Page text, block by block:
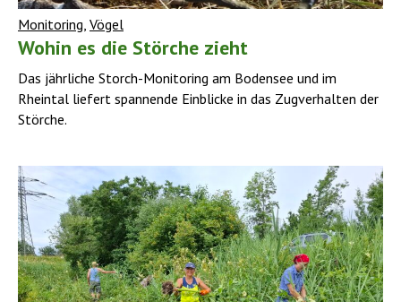
Monitoring Vögel
Wohin es die Störche zieht
Das jährliche Storch-Monitoring am Bodensee und im
Rheintal liefert spannende Einblicke in das Zugverhalten der
Störche.